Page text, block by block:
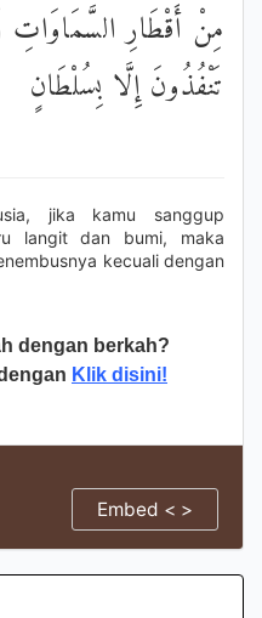
مِنْ أَقْطَارِ
تَنْفُذُونَ إِلَّا بِسُلْطَانٍ
jika kamu sanggup
langit dan bumi, maka
kecuali dengan
dengan berkah?
Klik disini!
Embed < >